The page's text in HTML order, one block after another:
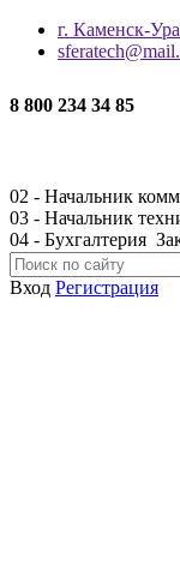
г. Каменск-
8 800 234 34 85
02 - Начальник
03 - Начальник
04 - Бухгалтерия
Вход Регистрация